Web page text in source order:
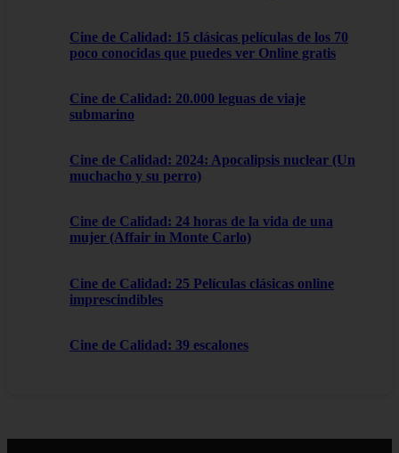
Cine de Calidad: 15 clásicas películas de los 70
poco conocidas que puedes ver Online gratis
Cine de Calidad: 20.000 leguas de viaje
submarino
Cine de Calidad: 2024: Apocalipsis nuclear (Un
muchacho y su perro)
Cine de Calidad: 24 horas de la vida de una
mujer (Affair in Monte Carlo)
Cine de Calidad: 25 Películas clásicas online
imprescindibles
Cine de Calidad: 39 escalones